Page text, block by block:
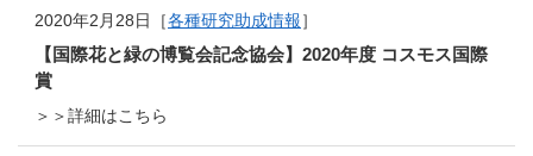
2020年2月28日［各種研究助成情報］
【国際花と緑の博覧会記念協会】2020年度 コスモス国際
賞
＞＞詳細はこちら